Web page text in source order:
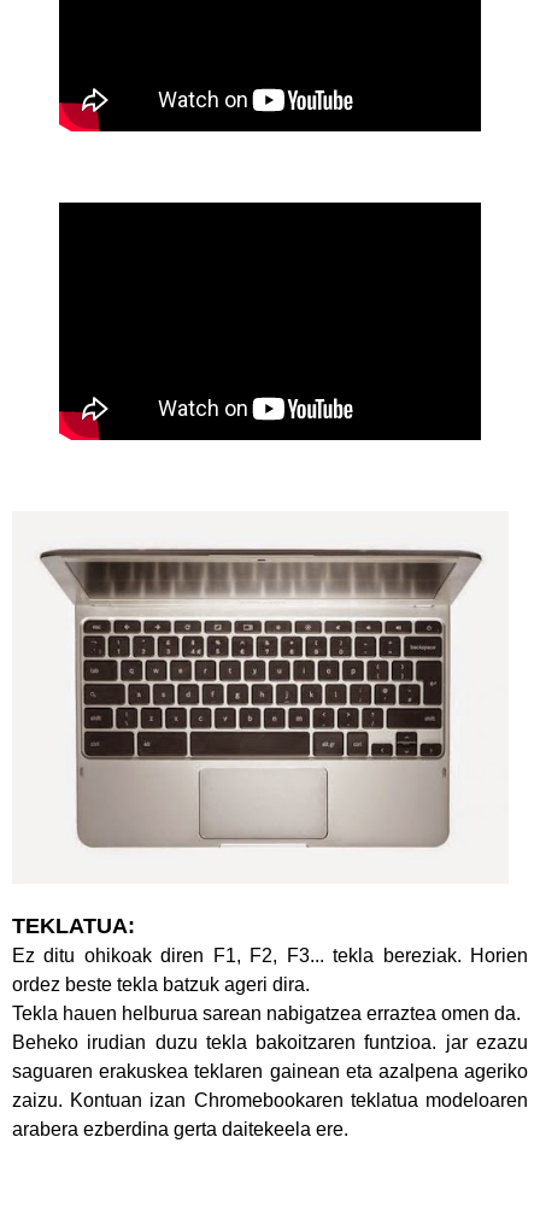
TEKLATUA:
Ez ditu ohikoak diren F1, F2, F3... tekla bereziak. Horien
ordez beste tekla batzuk ageri dira.
Tekla hauen helburua sarean nabigatzea erraztea omen da.
Beheko irudian duzu tekla bakoitzaren funtzioa. jar ezazu
saguaren erakuskea teklaren gainean eta azalpena ageriko
zaizu. Kontuan izan Chromebookaren teklatua modeloaren
arabera ezberdina gerta daitekeela ere.